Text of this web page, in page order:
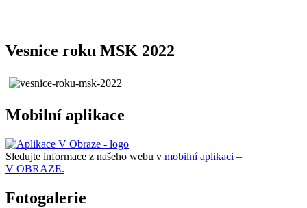
Vesnice roku MSK 2022
Mobilní aplikace
Sledujte informace z našeho webu v mobilní aplikaci –
V OBRAZE.
Fotogalerie